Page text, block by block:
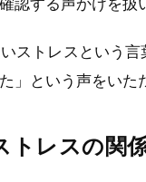
認する声かけを扱
ストレスという
」という声をいた
トレスの関